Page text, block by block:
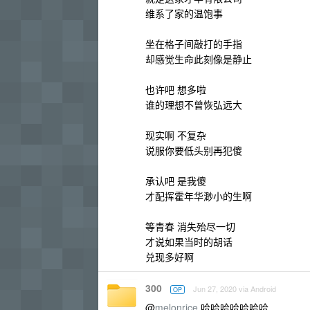
维系了家的温饱事
坐在格子间敲打的手指
却感觉生命此刻像是静止
也许吧 想多啦
谁的理想不曾恢弘远大
现实啊 不复杂
说服你要低头别再犯傻
承认吧 是我傻
才配挥霍年华渺小的生啊
等青春 消失殆尽一切
才说如果当时的胡话
兑现多好啊
300 OP Jun 27, 2020 via Android
@melonrice 哈哈哈哈哈哈哈